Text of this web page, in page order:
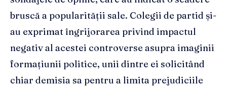
bruscă a popularității sale. Colegii de partid și-
au exprimat îngrijorarea privind impactul
negativ al acestei controverse asupra imaginii
formațiunii politice, unii dintre ei solicitând
chiar demisia sa pentru a limita prejudiciile